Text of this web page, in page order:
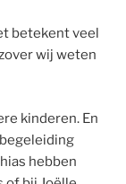
betekent veel
wij weten
kinderen. En
hebben